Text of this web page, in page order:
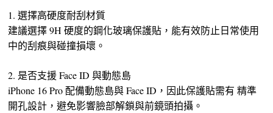
1. 選擇高硬度耐刮材質
建議選擇 9H 硬度的鋼化玻璃保護貼，能有效防止日常使用
中的刮痕與碰撞損壞。
2. 是否支援 Face ID 與動態島
iPhone 16 Pro 配備動態島與 Face ID，因此保護貼需有 精準
開孔設計，避免影響臉部解鎖與前鏡頭拍攝。